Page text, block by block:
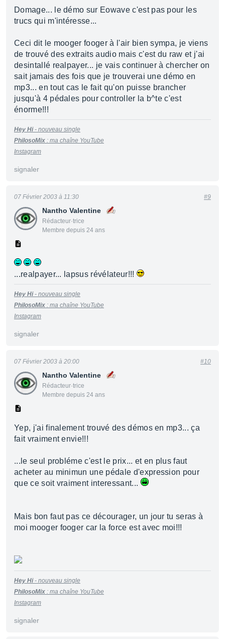
Domage... le démo sur Eowave c'est pas pour les
trucs qui m'intéresse...
Ceci dit le mooger fooger à l'air bien sympa, je viens
de trouvé des extraits audio mais c'est du raw et j'ai
desintallé realpayer... je vais continuer à chercher on
sait jamais des fois que je trouverai une démo en
mp3... en tout cas le fait qu'on puisse brancher
jusqu'à 4 pédales pour controller la b^te c'est
énorme!!!
Hey Hi- nouveau single
PhilosoMix : ma chaîne YouTube
Instagram
signaler
Nantho Valentine
Rédacteur·trice
Membre depuis 24 ans
07 Février 2003 à 11:30 #9
...realpayer... lapsus révélateur!!!
Hey Hi- nouveau single
PhilosoMix : ma chaîne YouTube
Instagram
signaler
Nantho Valentine
Rédacteur·trice
Membre depuis 24 ans
07 Février 2003 à 20:00 #10
Yep, j'ai finalement trouvé des démos en mp3... ça
fait vraiment envie!!!
...le seul probléme c'est le prix... et en plus faut
acheter au minimun une pédale d'expression pour
que ce soit vraiment interessant...
Mais bon faut pas ce décourager, un jour tu seras à
moi mooger fooger car la force est avec moi!!!
Hey Hi- nouveau single
PhilosoMix : ma chaîne YouTube
Instagram
signaler